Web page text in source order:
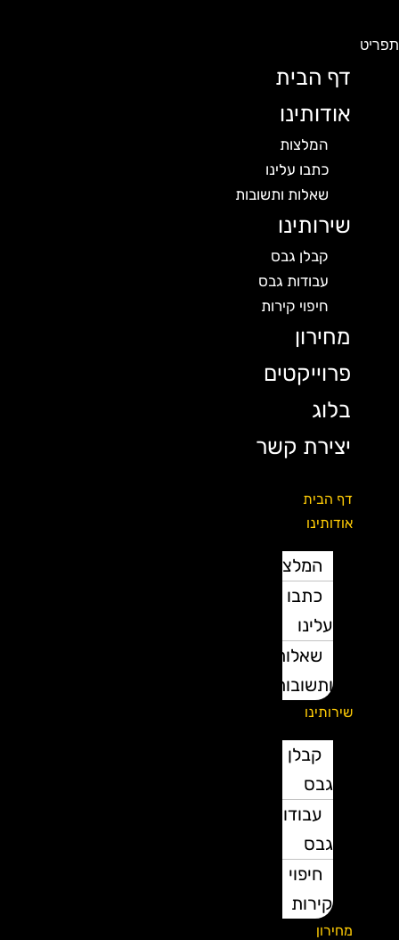
דף הבית
אודותינו
המלצות
כתבו עלינו
שאלות ותשובות
שירותינו
קבלן גבס
עבודות גבס
חיפוי קירות
מחירון
פרוייקטים
בלוג
יצירת קשר
דף הבית
אודותינו
המלצות
כתבו
עלינו
שאלות
ותשובות
שירותינו
קבלן
גבס
עבודות
גבס
חיפוי
קירות
מחירון